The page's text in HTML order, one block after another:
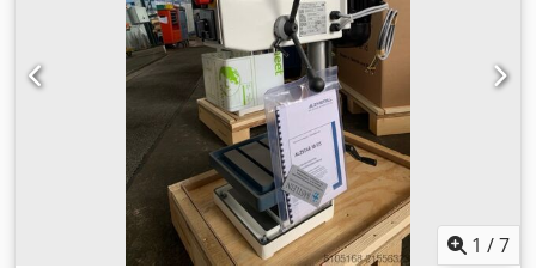
– superficie útil: 300x240 mm, Número de ranuras en T –
ancho – distancia: 2 x 12 x 80 mm, Distancia husillo-mesa
de la máquina mín./máx.: 75/357 mm, Placa base de la
máquina – superficie útil: 300x240 mm, Número de
ranuras en T – ancho – distancia: 2 x 12 x 80 mm, Distancia
husillo-placa base mín./máx.: 437/437 mm, Avance
manual, Ajuste de la altura de la mesa de la máquina:
manivela, Potencia total requerida: 0,37/0,55 kW, Altura de
la máquina: 840 mm, Peso: 110 kg Equipamiento de serie:
Interruptor principal con interruptor de protección del 1 /7